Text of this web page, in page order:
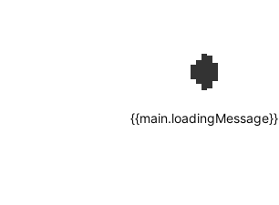
{{main.loadingMessage}}